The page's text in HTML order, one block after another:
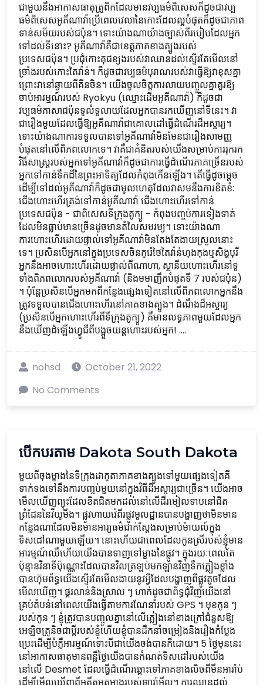
ជាមួយនឹងអាកាសធាតុត្រូពិកដែលមានវប្បធម៌ពិសេសក៏ដូចជាវប្ប
ធម៌ពិសេសអូគីណាវ៉ាប្រើពេលវេលានៃកោះដែលល្អបំផុតក៏ដូចជាភាព
ទាន់សម័យរបស់ជប៉ុន។ ទោះយ៉ាងណាយ៉ាងច្បាស់ពីរបៀបដែលអ្នក
ទៅដល់ទីនោះ? អូគីណាវ៉ាគឺជាខេត្តភាគខាងត្បូងរបស់
ប្រទេសជប៉ុន។ ប្រជុំកោះគុជខ្យងរបស់វាឈានដល់ស្ទើរតែមើលនៅ
ច្រាំងរបស់កោះតៃវ៉ាន់។ ក៏ដូចជាវប្បធម៌បុរាណរបស់វាធ្វើឱ្យវាខុសគ្នា
ព្រោះវានៅឆ្ងាយពីគីនចិន។ យើងចូលចិត្តការលាយបញ្ចូលគ្នាគួរឱ្យ
ចាប់អារម្មណ៍របស់ Ryokyu (ឈ្មោះដើមអូគីណាវ៉ា) ក៏ដូចជា
វប្បធម៌ភាសាជប៉ុនទូលំទូលាយដែលអ្នកបានរកឃើញនៅទីនេះ។ វា
ជារឿងមួយដែលធ្វើឱ្យអូគីណាវ៉ាជាគោលដៅធ្វើដំណើរដ៏អស្ចារ្យ។
ទោះយ៉ាងណាការទទួលបានទៅអូគីណាវ៉ាមិនមែនជារឿងសាមញ្ញ
បំផុតនៅលើពិភពលោកទេ។ វាគឺជាគំនិតរបស់យើងសម្រាប់ការរុករក
វិធីសាស្ត្ររបស់អ្នកទៅអូគីណាវ៉ាក៏ដូចជាការធ្វើដំណើរភាគច្រើនរបស់
អ្នកទៅកាន់ទឹកដីនៃព្រះអាទិត្យដែលកំពុងកើនឡើង។ តើធ្វើដូចម្តេច
ដើម្បីទៅដល់អូគីណាវ៉ាក៏ដូចជាមូលហេតុដែលវាសមនឹងការខិតខំ:
ជើងហោះហើរត្រង់ទៅកាន់អូគីណាវ៉ា ជើងហោះហើរទៅកាន់
ប្រទេសជប៉ុន - ជាពិសេសទីក្រុងតូក្យូ - កំពុងបញ្ចប់ការទៀងទាត់
ដែលមិនធ្លាប់មានច្រើនដូចមានតំលៃសមរម្យ។ ទោះយ៉ាងណា
ការហោះហើរដោយផ្ទាល់ទៅអូគីណាវ៉ាមិនតែងតែងាយស្រួលនោះ
ទេ។ ប្រសិនបើអ្នកនៅក្នុងប្រទេសចិនកូរ៉េថៃតៃវ៉ាន់ហុងកុងឬសិង្ហបុរី
អ្នកនឹងអាចហោះហើរដោយផ្ទាល់ពីណាហា, ស្ថានីយហោះហើរនៅទូ
ទាំងពិភពលោករបស់អូគីណាវ៉ា (និងមមាញឹកបំផុតទី 7 របស់ជប៉ុន)
។ ប៉ុន្តែប្រសិនបើអ្នកមកពីកន្លែងផ្សេងទៀតនៅលើពិភពលោកអ្នកនឹង
ត្រូវទទួលបានជើងហោះហើរនៅភាគខាងត្បូង។ ដំណឹងដ៏អស្ចារ្យ
(ប្រសិនបើអ្នកហោះហើរពីទីក្រុងតូក្យូ) គឺមានលទ្ធភាពមួយដែលអ្នក
នឹងឃើញដំឡើងហ្វូជីពីបង្អួចយន្ដហោះរបស់អ្នក! ....
nohsd
October 21, 2022
No Comments
បើកបរតាម Dakota South Dakota
មួយពីចុងម្ខាងនៃទីក្រុងដាកូតាភាគខាងត្បូងទៅមួយផ្សេងទៀតគឺ
ទាក់ទងទៅនឹងការបញ្ចប់មួយនៅក្នុងវិធីដ៏អស្ចារ្យជាច្រើន។ យើងអាច
មើលឃើញព្យុះដែលខិតជិតមកដល់នៅលើដីរមៀលទាបនៅជិត
ព្រំដែននៃវីយូមីង។ ផ្លូវហាយវ៉េពីរផ្លូវមូលដ្ឋានបានបង្ហាញថាមិនមាន
កន្លែងណាដែលមិនមានអារ្យធម៌ជាក់ស្តែងសម្រាប់ម៉ាយល៍ក្នុង
ទិសដៅណាមួយឡើយ។ នោះហើយជាពេលដែលកូនស្រីរបស់ខ្ញុំមាន
អារម្មណ៍ឈឺហើយយើងបានទាញទៅម្ខាងនៃផ្លូវ។ ក្នុងរយៈពេលតែ
ប៉ុន្មានវិនាទីប៉ុណ្ណោះដែលបានវិលត្រឡប់មកឡានវិញទឹកភ្លៀងខ្លាំង
បានហ៊ុមព័ទ្ធយើងស្ទើរតែមើលងាយនូវអ្វីដែលបង្ហាញពីផ្លូវតូចដែល
មើលឃើញ។ ផ្គរលាន់និងស្រាល ៗ ហាក់ដូចជាព័ទ្ធជុំវិញយើងនៅ
គ្រប់តំបន់នៅពេលយើងធ្វើតាមការណែនាំរបស់ GPS ។ មុខកូន ៗ
របស់កូន ៗ ខ្ញុំត្រូវបានបញ្ចូលគ្នានៅលើភ្លៀងនៅខាងក្រៅជំនួសឱ្យ
អេឡិចត្រូនិចជាប្តីរបស់ខ្ញុំហើយខ្ញុំបានដឹកនាំចម្រៀងនិងរឿងកំប្លែង
ប្រេះដើម្បីបំភ្លឺអារម្មណ៍ទោះបីជាយើងចង់បានក៏ដោយ។ 5 ថ្ងៃមុននេះ
នៅអាកាសធាតុមានពន្លឺថ្ងៃយើងបានកំណត់ទិសដៅរបស់យើង
នៅលើ Desmet ដែលធ្វើដំណើរឆ្ពោះទៅភាគខាងលិចពីមីនអារ៉ាប់